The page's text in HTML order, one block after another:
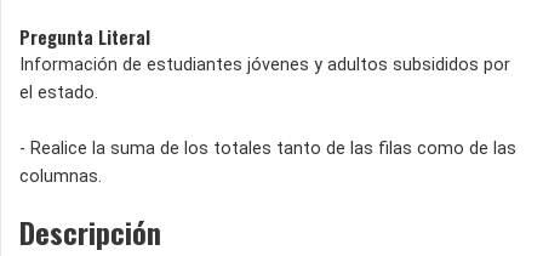
Pregunta Literal
Información de estudiantes jóvenes y adultos subsididos por
el estado.
- Realice la suma de los totales tanto de las filas como de las
columnas.
Descripción